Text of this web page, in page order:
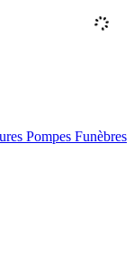
Pompes Funèbres